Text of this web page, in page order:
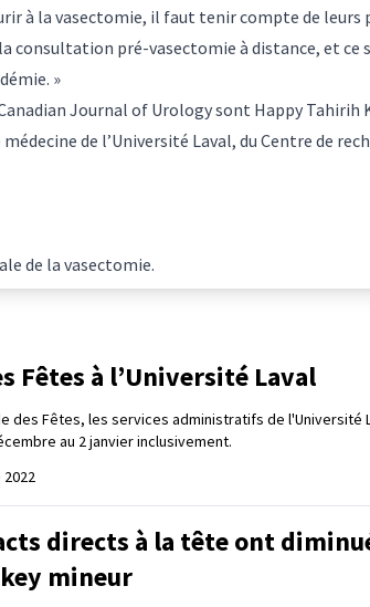
à la vasectomie, il faut tenir compte de leurs
consultation pré-vasectomie à distance, et
»
Journal of Urology sont Happy
de l’Université Laval, du Centre de
de la vasectomie.
Fêtes à l’Université Laval
des Fêtes, les services administratifs de l'Université
au 2 janvier inclusivement.
directs à la tête ont
mineur